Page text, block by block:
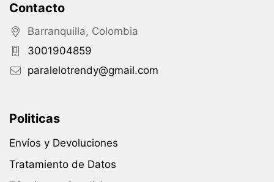
Contacto
Barranquilla, Colombia
3001904859
paralelotrendy@gmail.com
Politicas
Envíos y Devoluciones
Tratamiento de Datos